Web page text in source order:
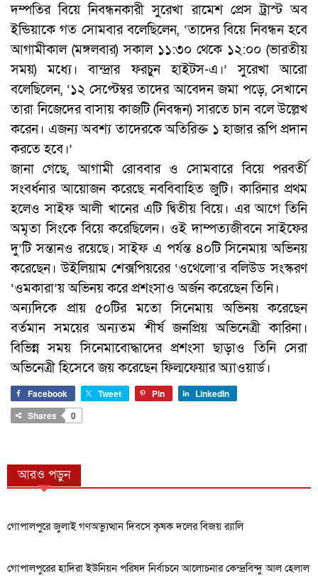
দম্পতির বিয়ে নিবন্ধনকারী সুরেখা রামেশ প্রেস ট্রাস্ট অব
ইন্ডিয়াকে গত সোমবার বলেছিলেন, ‘তাদের বিয়ে নিবন্ধন হবে
আগামীকাল (মঙ্গলবার) সকাল ১১:৩০ থেকে ১২:০০ (ভারতীয়
সময়) মধ্যে। বান্দ্রার ফরচুন হাইটস-এ।’ সুরেখা আরো
বলেছিলেন, ‘১২ সেপ্টেম্বর তাদের আবেদন জমা পড়ে, সেখানে
তারা নিজেদের বাসায় কাজটি (নিবন্ধন) সারতে চান বলে উল্লেখ
করেন। এজন্য অবশ্য তাদেরকে অতিরিক্ত ১ হাজার রূপি প্রদান
করতে হবে।’
জানা গেছে, আগামী রোববার ও সোমবারে বিয়ে পরবর্তী
সংবর্ধনার আয়োজন করেছে নববিবাহিত জুটি। কারিনার প্রথম
হলেও সাইফ আলী খানের এটি দ্বিতীয় বিয়ে। এর আগে তিনি
অমৃতা সিংকে বিয়ে করেছিলেন। ওই দাম্পত্যজীবনে সাইফের
দু’টি সন্তানও রয়েছে। সাইফ এ পর্যন্ত ৪০টি সিনেমায় অভিনয়
করেছেন। উইলিয়াম শেক্সপিয়রের ‘ওথেলো’র বলিউড সংস্করণ
‘ওমকারা’য় অভিনয় করে প্রশংসাও অর্জন করেছেন তিনি।
অন্যদিকে প্রায় ৫০টির মতো সিনেমায় অভিনয় করেছেন
বর্তমান সময়ের অন্যতম শীর্ষ জনপ্রিয় অভিনেত্রী কারিনা।
বিভিন্ন সময় সিনেমাবোদ্ধাদের প্রশংসা ছাড়াও তিনি সেরা
অভিনেত্রী হিসেবে জয় করেছেন ফিল্মফেয়ার অ্যাওয়ার্ড।
Facebook Tweet Pin
LinkedIn
Shares
0
আরও পড়ুন
গোপালপুরে জুলাই গণঅভ্যুত্থান দিবসে কৃষক দলের বিজয় র‍্যালি
গোপালপুরের হাদিরা ইউনিয়ন পরিষদ নির্বাচনে আলোচনার কেন্দ্রবিন্দু আল হেলাল